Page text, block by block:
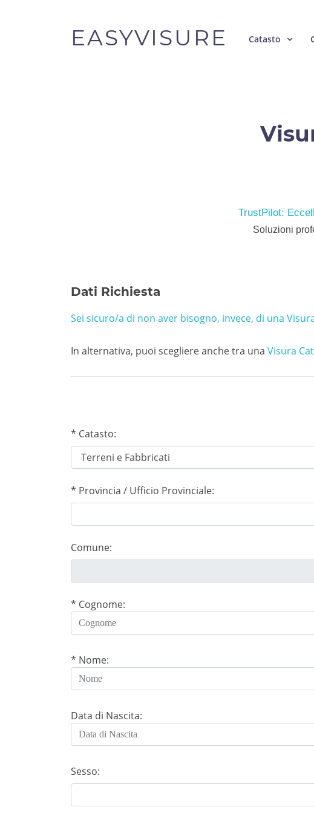
EASYVISURE Catasto
TrustPilot:
Soluzioni
Dati Richiesta
Sei sicuro/a di non aver bisogno, invece, di una
In alternativa, puoi scegliere anche tra una Visura
* Catasto:
* Provincia / Ufficio Provinciale:
Comune:
* Cognome:
* Nome:
Data di Nascita:
Sesso: